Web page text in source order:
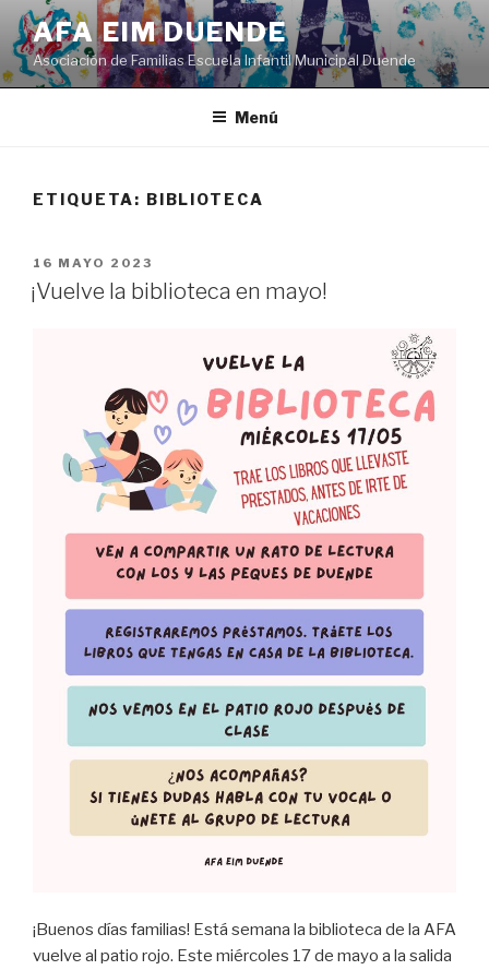
Saltar
contenido
AFA EIM DUENDE
Asociación de Familias Escuela Infantil Municipal Duende
Menú
ETIQUETA: BIBLIOTECA
PUBLICADO
EL
16 MAYO 2023
¡Vuelve la biblioteca en mayo!
¡Buenos días familias! Está semana la biblioteca de la AFA
vuelve al patio rojo. Este miércoles 17 de mayo a la salida